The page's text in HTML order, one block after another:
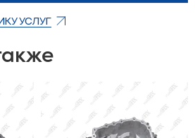
УСЛУГ